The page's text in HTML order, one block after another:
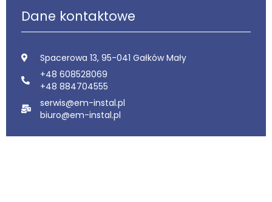
Dane kontaktowe
Spacerowa 13, 95-041 Gałków Mały
+48 608528069
+48 884704555
serwis@em-instal.pl
biuro@em-instal.pl